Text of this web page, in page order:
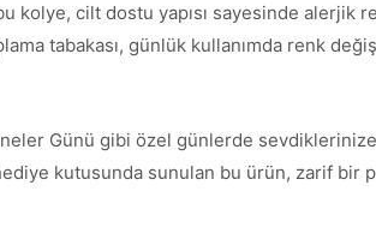
cilt dostu yapısı sayesinde alerjik
tabakası, günlük kullanımda renk
Günü gibi özel günlerde
kutusunda sunulan bu ürün, zarif bir